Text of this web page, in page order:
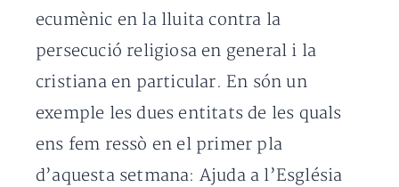
ecumènic en la lluita contra la
persecució religiosa en general i la
cristiana en particular. En són un
exemple les dues entitats de les quals
ens fem ressò en el primer pla
d’aquesta setmana: Ajuda a l’Església